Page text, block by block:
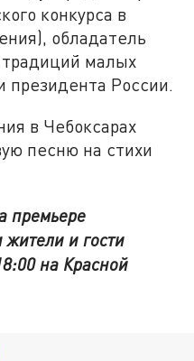
конкурса в
обладатель
малых
президента России.
в Чебоксарах
песню на стихи
премьере
и гости
на Красной